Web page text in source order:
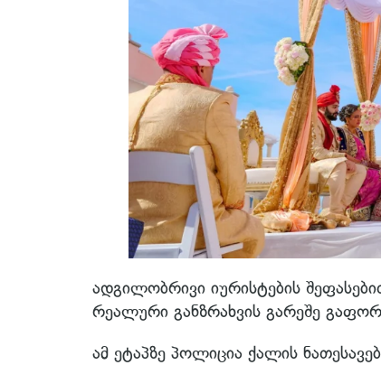
ადგილობრივი იურისტების
რეალური განზრახვის გარეშე
ამ ეტაპზე პოლიცია ქალის